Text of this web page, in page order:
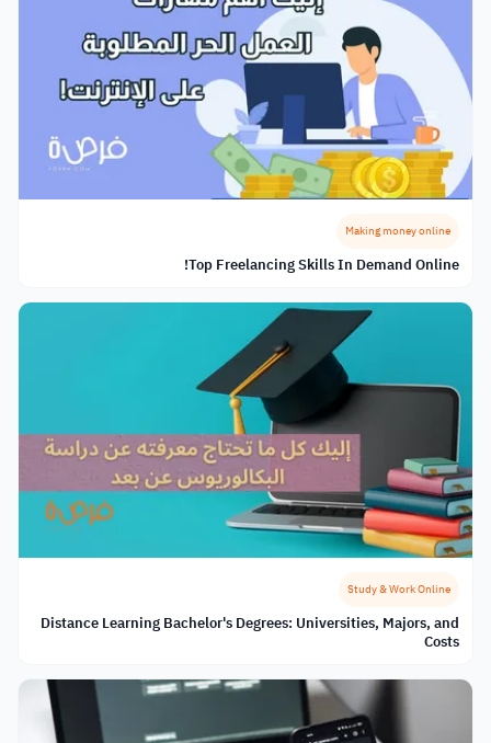
Making money online
Top Freelancing Skills In Demand Online!
Study & Work Online
Distance Learning Bachelor's Degrees: Universities, Majors, and
Costs